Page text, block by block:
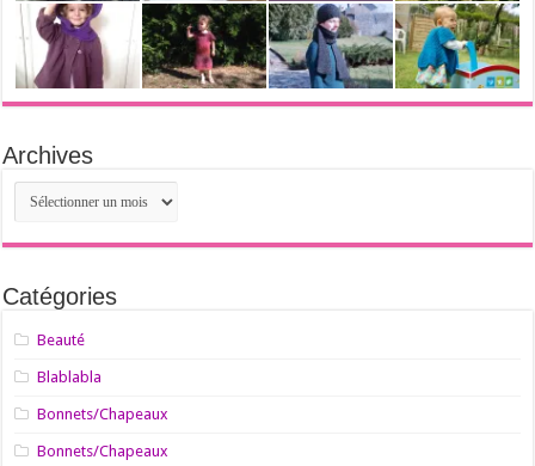
Archives
Archives
Catégories
Beauté
Blablabla
Bonnets/Chapeaux
Bonnets/Chapeaux